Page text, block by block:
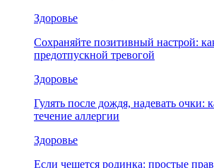
Здоровье
Сохраняйте позитивный настрой:
предотпускной тревогой
Здоровье
Гулять после дождя, надевать очки:
течение аллергии
Здоровье
Если чешется родинка: простые